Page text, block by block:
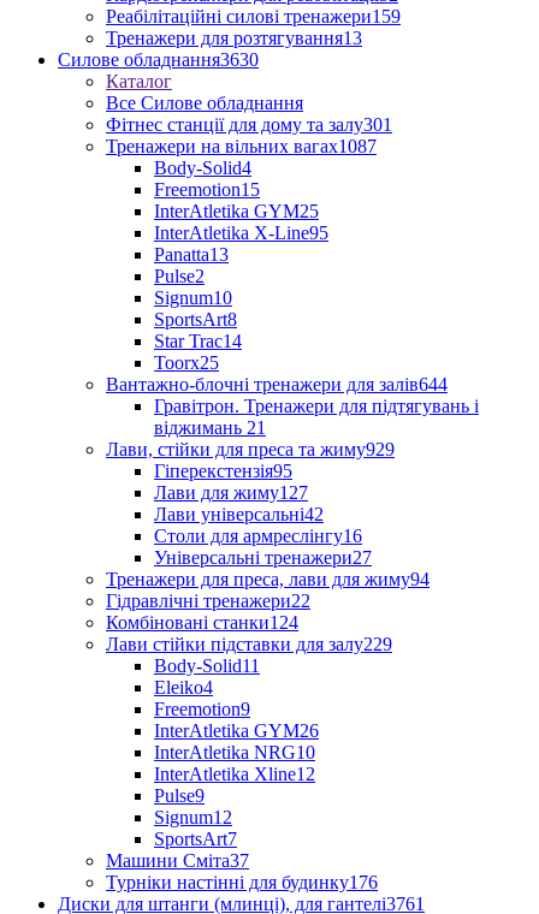
Реабілітаційні силові тренажери159
Тренажери для розтягування13
Силове обладнання3630
Каталог
Все Силове обладнання
Фітнес станції для дому та залу301
Тренажери на вільних вагах1087
Body-Solid4
Freemotion15
InterAtletika GYM25
InterAtletika X-Line95
Panatta13
Pulse2
Signum10
SportsArt8
Star Trac14
Toorx25
Вантажно-блочні тренажери для залів644
Гравітрон. Тренажери для підтягувань і
віджимань 21
Лави, стійки для преса та жиму929
Гіперекстензія95
Лави для жиму127
Лави універсальні42
Столи для армреслінгу16
Універсальні тренажери27
Тренажери для преса, лави для жиму94
Гідравлічні тренажери22
Комбіновані станки124
Лави стійки підставки для залу229
Body-Solid11
Eleiko4
Freemotion9
InterAtletika GYM26
InterAtletika NRG10
InterAtletika Xline12
Pulse9
Signum12
SportsArt7
Машини Сміта37
Турніки настінні для будинку176
Диски для штанги (млинці), для гантелі3761